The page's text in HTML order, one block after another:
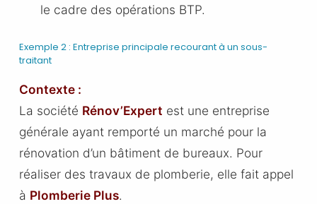
le cadre des opérations BTP.
Exemple 2 : Entreprise principale recourant à un sous-
traitant
Contexte :
La société Rénov’Expert est une entreprise
générale ayant remporté un marché pour la
rénovation d’un bâtiment de bureaux. Pour
réaliser des travaux de plomberie, elle fait appel
à Plomberie Plus.